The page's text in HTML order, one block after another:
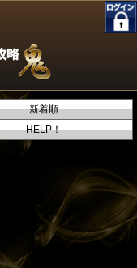
新着順
HELP！